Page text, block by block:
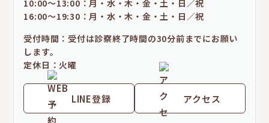
10:00～13:00：月・水・木・金・土・日／祝
16:00～19:30：月・水・木・金・土・日／祝
受付時間：受付は診察終了時間の30分前までにお願い
します。
定休日：火曜
LINE登録 アクセス